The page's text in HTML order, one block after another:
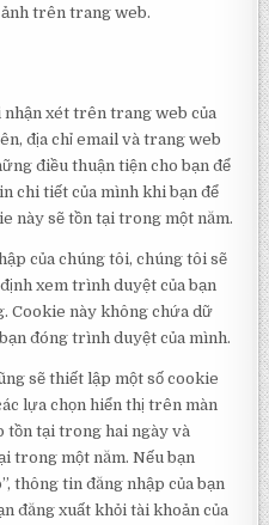
trên trang web.
nhận xét trên trang web của
địa chỉ email và trang web
điều thuận tiện cho bạn để
chi tiết của mình khi bạn để
này sẽ tồn tại trong một năm.
của chúng tôi, chúng tôi sẽ
xem trình duyệt của bạn
Cookie này không chứa dữ
đóng trình duyệt của mình.
sẽ thiết lập một số cookie
lựa chọn hiển thị trên màn
tồn tại trong hai ngày và
trong một năm. Nếu bạn
thông tin đăng nhập của bạn
đăng xuất khỏi tài khoản của